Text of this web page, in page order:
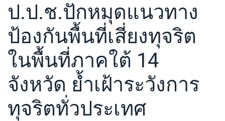
ป.ป.ช.ปักหมุดแนวทาง
ป้องกันพื้นที่เสี่ยงทุจริต
ในพื้นที่ภาคใต้ 14
จังหวัด ย้ำเฝ้าระวังการ
ทุจริตทั่วประเทศ